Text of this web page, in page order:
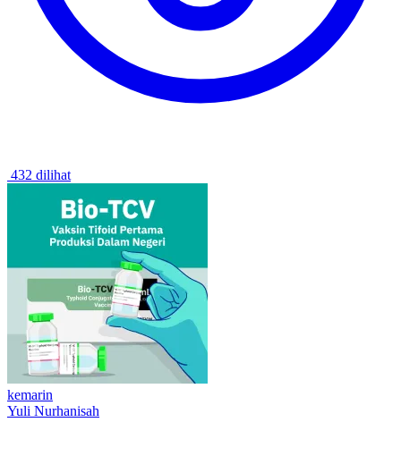
432 dilihat
kemarin
Yuli Nurhanisah